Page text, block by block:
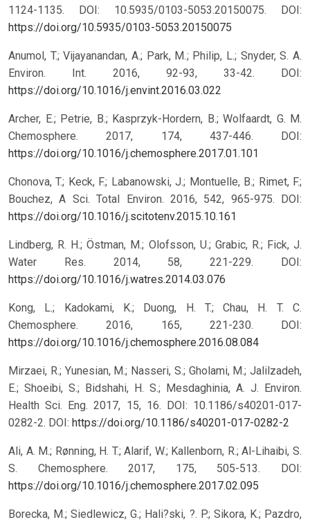
1124-1135. DOI: 10.5935/0103-5053.20150075.
DOI:
https://doi.org/10.5935/0103-5053.20150075
Anumol, T.; Vijayanandan, A.; Park, M.; Philip, L.; Snyder, S. A.
Environ. Int. 2016, 92-93, 33-42. DOI:
https://doi.org/10.1016/j.envint.2016.03.022
Archer, E.; Petrie, B.; Kasprzyk-Hordern, B.; Wolfaardt, G. M.
Chemosphere. 2017, 174, 437-446. DOI:
https://doi.org/10.1016/j.chemosphere.2017.01.101
Chonova, T.; Keck, F.; Labanowski, J.; Montuelle, B.; Rimet, F.;
Bouchez, A Sci. Total Environ. 2016, 542, 965-975. DOI:
https://doi.org/10.1016/j.scitotenv.2015.10.161
Lindberg, R. H.; Östman, M.; Olofsson, U.; Grabic, R.; Fick, J.
Water Res. 2014, 58, 221-229. DOI:
https://doi.org/10.1016/j.watres.2014.03.076
Kong, L.; Kadokami, K.; Duong, H. T.; Chau, H. T. C.
Chemosphere. 2016, 165, 221-230. DOI:
https://doi.org/10.1016/j.chemosphere.2016.08.084
Mirzaei, R.; Yunesian, M.; Nasseri, S.; Gholami, M.; Jalilzadeh,
E.; Shoeibi, S.; Bidshahi, H. S.; Mesdaghinia, A. J. Environ.
Health Sci. Eng. 2017, 15, 16. DOI: 10.1186/s40201-017-
0282-2. DOI: https://doi.org/10.1186/s40201-017-0282-2
Ali, A. M.; Rønning, H. T.; Alarif, W.; Kallenborn, R.; Al-Lihaibi, S.
S. Chemosphere. 2017, 175, 505-513. DOI:
https://doi.org/10.1016/j.chemosphere.2017.02.095
Borecka, M.; Siedlewicz, G.; Hali?ski, ?. P.; Sikora, K.; Pazdro,